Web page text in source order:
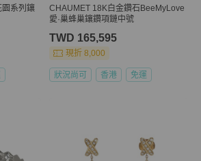
系列鑲
CHAUMET 18K白金鑽石BeeMyLove
愛·巢蜂巢鑲鑽項鏈中號
TWD 165,595
現折 8,000
狀況尚可 香港 免運